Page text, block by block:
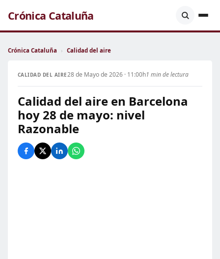
Crónica Cataluña
Crónica Cataluña › Calidad del aire
CALIDAD DEL AIRE28 de Mayo de 2026 · 11:00h1 min de lectura
Calidad del aire en Barcelona
hoy 28 de mayo: nivel
Razonable